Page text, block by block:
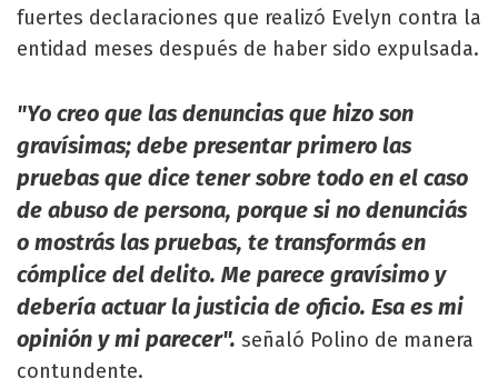
fuertes declaraciones que realizó Evelyn contra la
entidad meses después de haber sido expulsada.
"Yo creo que las denuncias que hizo son
gravísimas; debe presentar primero las
pruebas que dice tener sobre todo en el caso
de abuso de persona, porque si no denunciás
o mostrás las pruebas, te transformás en
cómplice del delito. Me parece gravísimo y
debería actuar la justicia de oficio. Esa es mi
opinión y mi parecer". señaló Polino de manera
contundente.